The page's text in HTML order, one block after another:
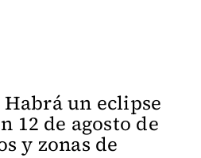
un eclipse
12 de agosto de
y zonas de